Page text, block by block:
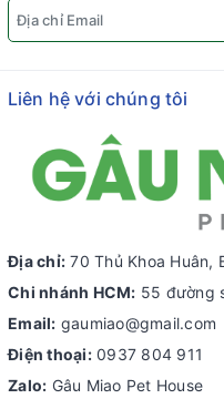
Liên hệ với chúng tôi
Địa chỉ: 70 Thủ Khoa Huân,
Chi nhánh HCM: 55 đường
Email: gaumiao@gmail.com
Điện thoại: 0937 804 911
Zalo: Gâu Miao Pet House